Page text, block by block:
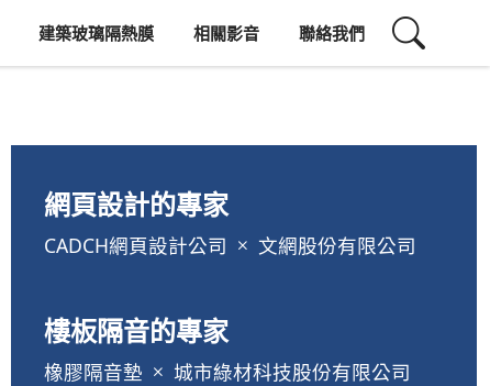
建築玻璃隔熱膜 相關影音 聯絡我們
網頁設計的專家
CADCH網頁設計公司 文網股份有限公司
樓板隔音的專家
橡膠隔音墊 城市綠材科技股份有限公司